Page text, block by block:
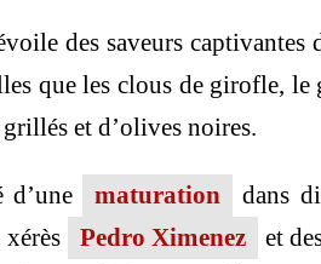
des saveurs
que les clous de girofle,
et d’olives noires.
maturation
dans
Pedro Ximenez
et